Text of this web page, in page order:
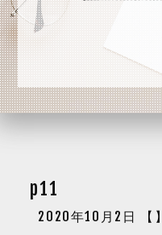
p11
2020年10月2日 【】